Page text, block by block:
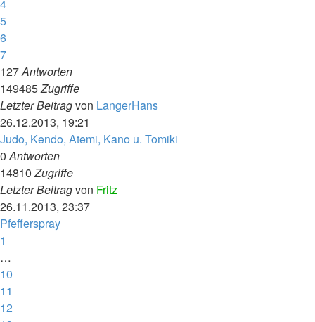
4
5
6
7
127Antworten
149485Zugriffe
Letzter Beitragvon LangerHans
26.12.2013, 19:21
Judo, Kendo, Atemi, Kano u. Tomiki
0Antworten
14810Zugriffe
Letzter Beitragvon Fritz
26.11.2013, 23:37
Pfefferspray
1
…
10
11
12